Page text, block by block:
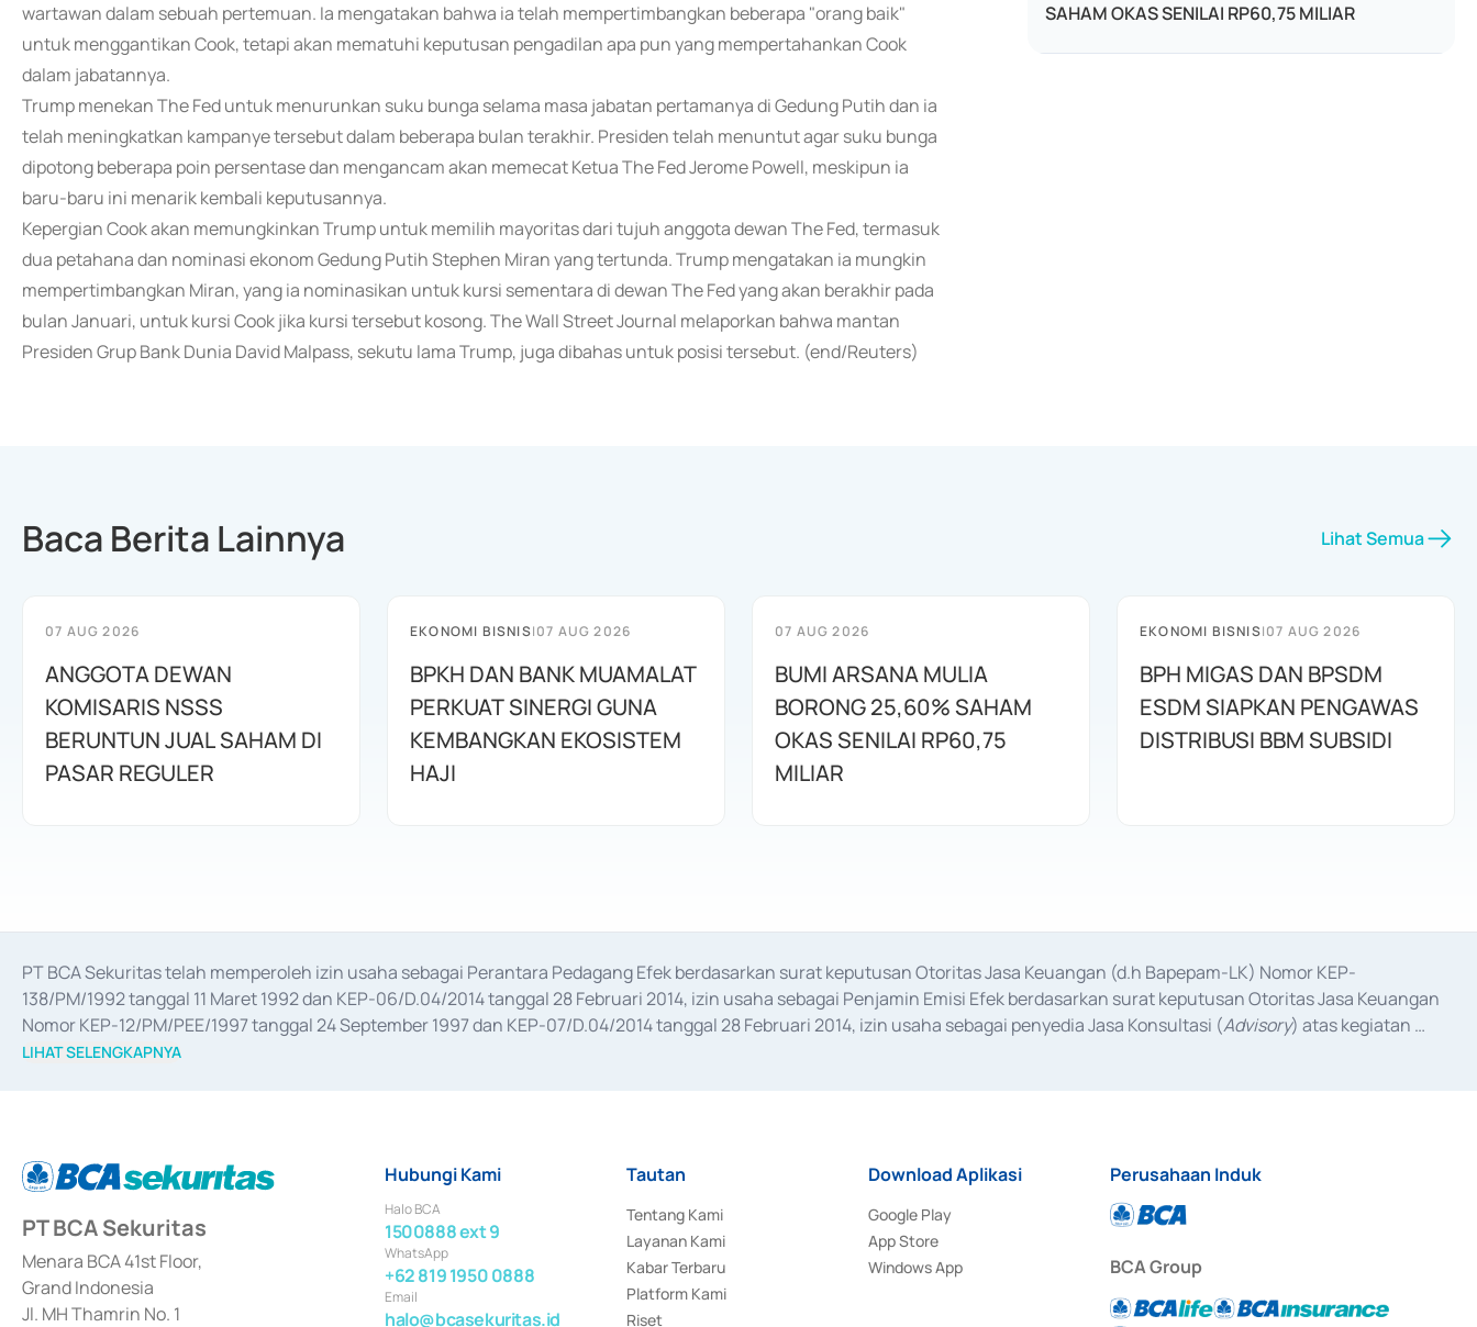
wartawan dalam sebuah pertemuan. Ia mengatakan bahwa ia telah mempertimbangkan beberapa "orang baik"
untuk menggantikan Cook, tetapi akan mematuhi keputusan pengadilan apa pun yang mempertahankan Cook
dalam jabatannya.
Trump menekan The Fed untuk menurunkan suku bunga selama masa jabatan pertamanya di Gedung Putih dan ia
telah meningkatkan kampanye tersebut dalam beberapa bulan terakhir. Presiden telah menuntut agar suku bunga
dipotong beberapa poin persentase dan mengancam akan memecat Ketua The Fed Jerome Powell, meskipun ia
baru-baru ini menarik kembali keputusannya.
Kepergian Cook akan memungkinkan Trump untuk memilih mayoritas dari tujuh anggota dewan The Fed, termasuk
dua petahana dan nominasi ekonom Gedung Putih Stephen Miran yang tertunda. Trump mengatakan ia mungkin
mempertimbangkan Miran, yang ia nominasikan untuk kursi sementara di dewan The Fed yang akan berakhir pada
bulan Januari, untuk kursi Cook jika kursi tersebut kosong. The Wall Street Journal melaporkan bahwa mantan
Presiden Grup Bank Dunia David Malpass, sekutu lama Trump, juga dibahas untuk posisi tersebut. (end/Reuters)
SAHAM OKAS SENILAI RP60,75 MILIAR
Baca Berita Lainnya Lihat Semua
07 AUG 2026
ANGGOTA DEWAN
KOMISARIS NSSS
BERUNTUN JUAL SAHAM DI
PASAR REGULER
EKONOMI BISNIS|07 AUG 2026
BPKH DAN BANK MUAMALAT
PERKUAT SINERGI GUNA
KEMBANGKAN EKOSISTEM
HAJI
07 AUG 2026
BUMI ARSANA MULIA
BORONG 25,60% SAHAM
OKAS SENILAI RP60,75
MILIAR
EKONOMI BISNIS|07 AUG 2026
BPH MIGAS DAN BPSDM
ESDM SIAPKAN PENGAWAS
DISTRIBUSI BBM SUBSIDI
PT BCA Sekuritas telah memperoleh izin usaha sebagai Perantara Pedagang Efek berdasarkan surat keputusan Otoritas Jasa Keuangan (d.h Bapepam-LK) Nomor KEP-
138/PM/1992 tanggal 11 Maret 1992 dan KEP-06/D.04/2014 tanggal 28 Februari 2014, izin usaha sebagai Penjamin Emisi Efek berdasarkan surat keputusan Otoritas Jasa Keuangan
Nomor KEP-12/PM/PEE/1997 tanggal 24 September 1997 dan KEP-07/D.04/2014 tanggal 28 Februari 2014, izin usaha sebagai penyedia Jasa Konsultasi (Advisory) atas kegiatan
merger, akuisisi, divestasi, dan
LIHAT SELENGKAPNYA
PT BCA Sekuritas
Menara BCA 41st Floor,
Grand Indonesia
Jl. MH Thamrin No. 1
Hubungi Kami
Halo BCA
1500888 ext 9
WhatsApp
+62 819 1950 0888
Email
halo@bcasekuritas.id
Tautan
Tentang Kami
Layanan Kami
Kabar Terbaru
Platform Kami
Riset
Download Aplikasi
Google Play
App Store
Windows App
Perusahaan Induk
BCA Group